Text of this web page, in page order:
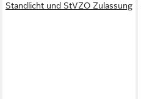
Standlicht und StVZO Zulassung